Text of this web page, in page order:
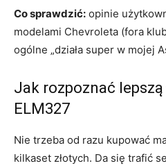
Co sprawdzić: opinie
modelami Chevroleta (fora
ogólne „działa super w mojej
Jak rozpoznać
ELM327
Nie trzeba od razu kupować
kilkaset złotych. Da się trafić